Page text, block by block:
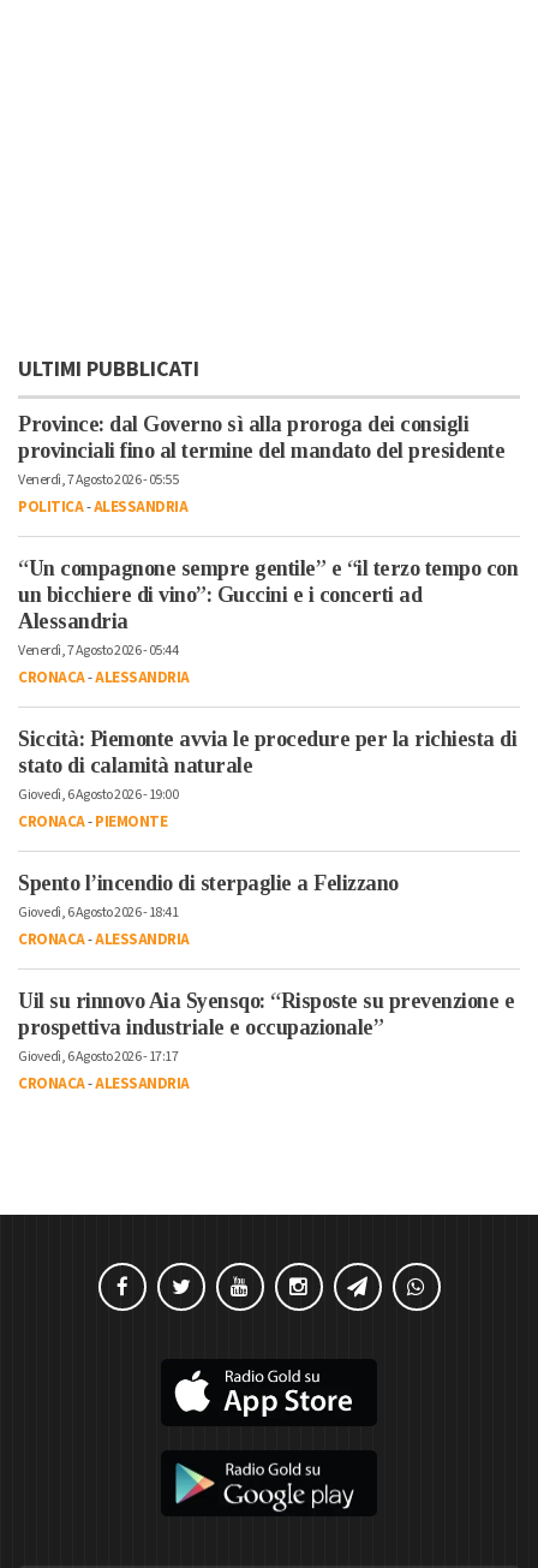
ULTIMI PUBBLICATI
Province: dal Governo sì alla proroga dei consigli
provinciali fino al termine del mandato del presidente
Venerdì, 7 Agosto 2026 - 05:55
POLITICA-ALESSANDRIA
“Un compagnone sempre gentile” e “il terzo tempo con
un bicchiere di vino”: Guccini e i concerti ad
Alessandria
Venerdì, 7 Agosto 2026 - 05:44
CRONACA-ALESSANDRIA
Siccità: Piemonte avvia le procedure per la richiesta di
stato di calamità naturale
Giovedì, 6 Agosto 2026 - 19:00
CRONACA-PIEMONTE
Spento l’incendio di sterpaglie a Felizzano
Giovedì, 6 Agosto 2026 - 18:41
CRONACA-ALESSANDRIA
Uil su rinnovo Aia Syensqo: “Risposte su prevenzione e
prospettiva industriale e occupazionale”
Giovedì, 6 Agosto 2026 - 17:17
CRONACA-ALESSANDRIA